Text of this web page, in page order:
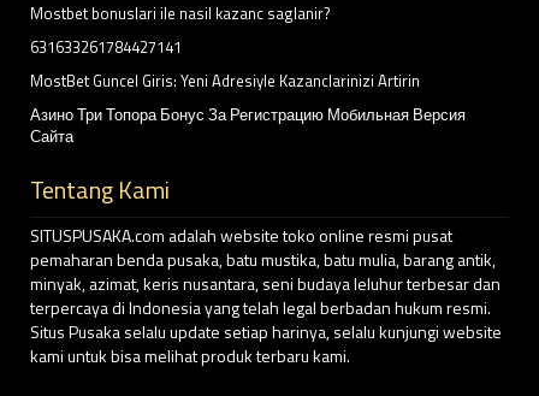
Mostbet bonuslari ile nasil kazanc saglanir?
631633261784427141
MostBet Guncel Giris: Yeni Adresiyle Kazanclarinizi Artirin
Азино Три Топора Бонус За Регистрацию Мобильная Версия
Сайта
Tentang Kami
SITUSPUSAKA.com adalah website toko online resmi pusat
pemaharan benda pusaka, batu mustika, batu mulia, barang antik,
minyak, azimat, keris nusantara, seni budaya leluhur terbesar dan
terpercaya di Indonesia yang telah legal berbadan hukum resmi.
Situs Pusaka selalu update setiap harinya, selalu kunjungi website
kami untuk bisa melihat produk terbaru kami.